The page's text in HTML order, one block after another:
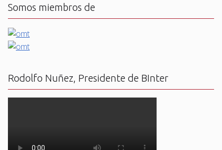
Somos miembros de
Rodolfo Nuñez, Presidente de BInter